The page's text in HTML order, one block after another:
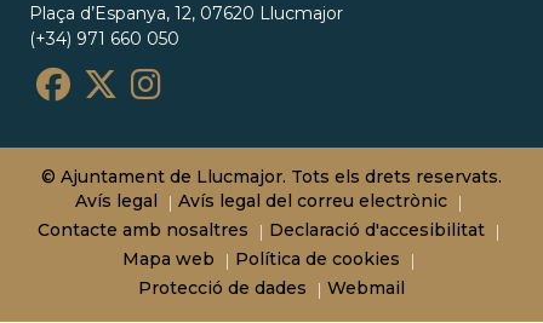
Plaça d’Espanya, 12, 07620 Llucmajor
(+34) 971 660 050
© Ajuntament de Llucmajor. Tots els drets reservats.
Avís legal
Avís legal del correu electrònic
Contacte amb nosaltres
Declaració d'accesibilitat
Mapa web
Política de cookies
Protecció de dades
Webmail